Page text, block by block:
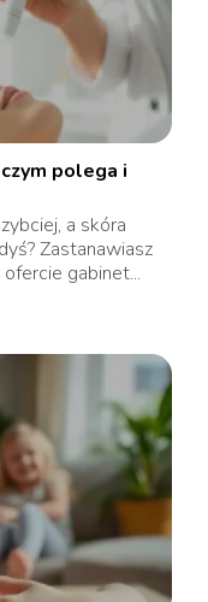
polega i
a skóra
Zastanawiasz
gabinet...